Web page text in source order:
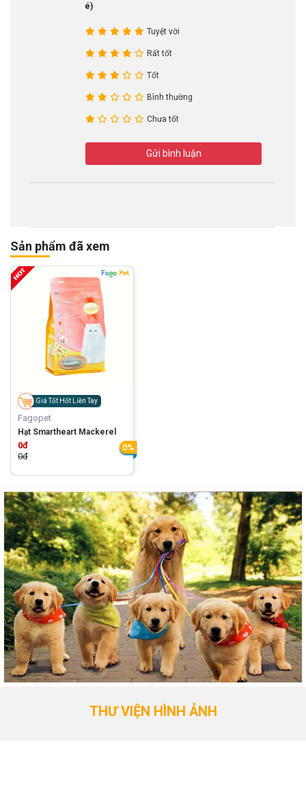
nhé)
Tuyệt vời
Rất tốt
Tốt
Bình thường
Chưa tốt
Gửi bình luận
Sản phẩm đã xem
Giá Tốt Hốt Liền Tay
Fagopet
Hạt Smartheart Mackerel
0đ
0đ
0%
THƯ VIỆN HÌNH ẢNH